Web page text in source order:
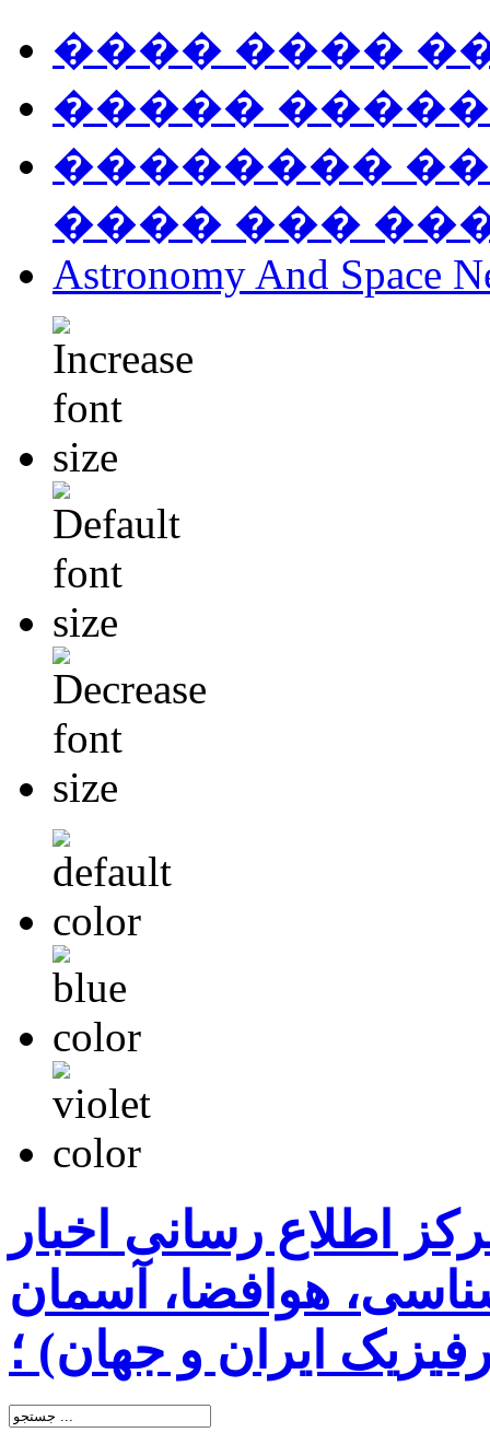
���� ����
�����
��������
���� ���
Astronomy And Space
اطلاع رسانی اخبار
هوافضا، آسمان
ایران و جهان) ؛